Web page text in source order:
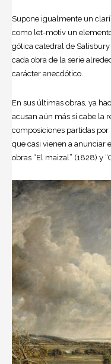
Supone igualmente un
como let-motiv un
gótica catedral de
cada obra de la serie
carácter anecdótico.
En sus últimas obras, ya
acusan aún más si cabe la
composiciones partidas
que casi vienen a anunciar
obras “El maizal” (1828) y